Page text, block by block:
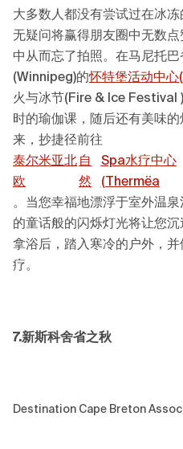
大多数人都没有尝试过在冰
无疑问将赢得朋友圈中无数
中从而忘了拍照。在马尼托
(Winnipeg)的怀特堡活动中心(
火与冰节(Fire & Ice Festival
时的瑜伽课，随后还有美味
来，抄捷径前往
泰尔米亚北
欧
自
然
Spa水疗中心
(Thermëa
。当您幸福地漂浮于室外温
的童话般的闪烁灯光将让您
拿浴后，踏入寒冷的户外，
疗。
7.新斯科舍省之秋
Destination Cape Breton